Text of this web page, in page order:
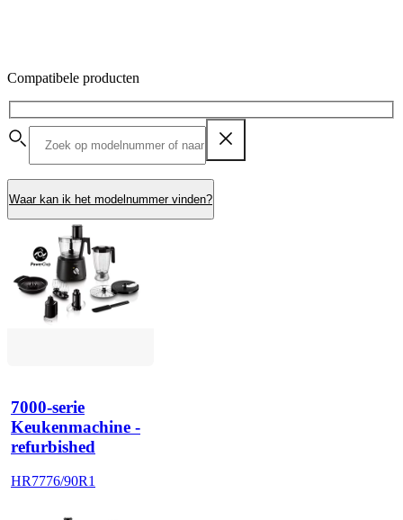
Compatibele producten
Waar kan ik het modelnummer vinden?
7000-serie
Keukenmachine -
refurbished
HR7776/90R1